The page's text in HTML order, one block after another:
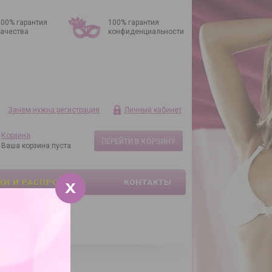
гарантия
100% гарантия
конфиденциальности
Зачем нужна регистрация Личный кабинет
Корзина
Ваша корзина пуста
ПЕРЕЙТИ В КОРЗИНУ
И РАСПРОДАЖА КОНТАКТЫ